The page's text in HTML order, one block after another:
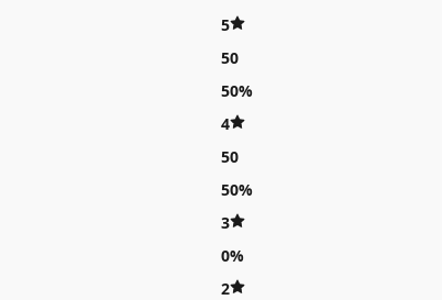
5
50
50%
4
50
50%
3
0%
2